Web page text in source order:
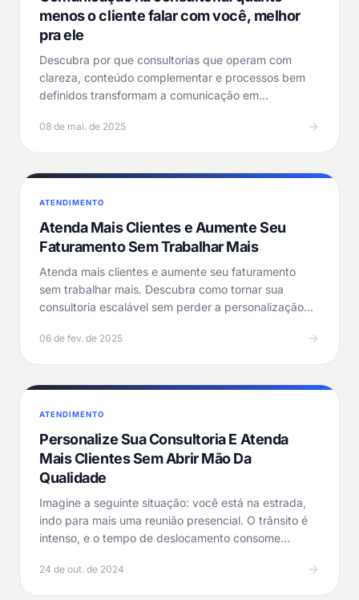
menos o cliente falar com você, melhor
pra ele
Descubra por que consultorias que operam com
clareza, conteúdo complementar e processos bem
definidos transformam a comunicação em
08 de mai. de 2025
ATENDIMENTO
Atenda Mais Clientes e Aumente Seu
Faturamento Sem Trabalhar Mais
Atenda mais clientes e aumente seu faturamento
sem trabalhar mais. Descubra como tornar sua
consultoria escalável sem perder a personalização
06 de fev. de 2025
ATENDIMENTO
Personalize Sua Consultoria E Atenda
Mais Clientes Sem Abrir Mão Da
Qualidade
Imagine a seguinte situação: você está na estrada,
indo para mais uma reunião presencial. O trânsito é
intenso, e o tempo de deslocamento consome
24 de out. de 2024